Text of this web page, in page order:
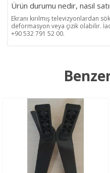
Ürün durumu nedir, nasıl
Ekranı kırılmış televizyonlardan
deformasyon veya çizik olabilir.
+90 532 791 52 00.